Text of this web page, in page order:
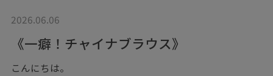
2026.06.06
《一癖！チャイナブラウス》
こんにちは。